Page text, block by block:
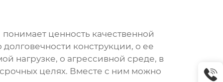
ценность качественной
конструкции, о ее
нагрузке, о агрессивной среде, в
целях. Вместе с ним можно